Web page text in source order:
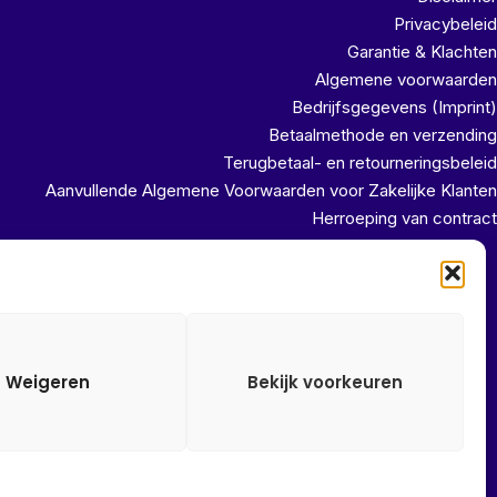
Weigeren Bekijk voorkeuren
Privacybeleid
Garantie & Klachten
Algemene voorwaarden
Bedrijfsgegevens (Imprint)
Betaalmethode en verzending
Terugbetaal- en retourneringsbeleid
Aanvullende Algemene Voorwaarden voor Zakelijke Klanten
Herroeping van contract
ons magazijn!!